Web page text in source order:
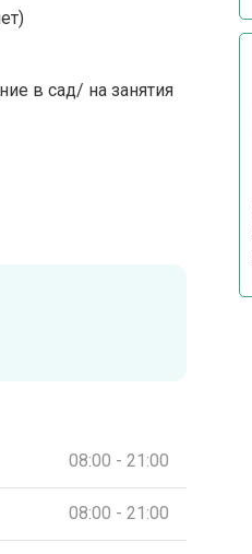
в сад/ на занятия
08:00 - 21:00
08:00 - 21:00